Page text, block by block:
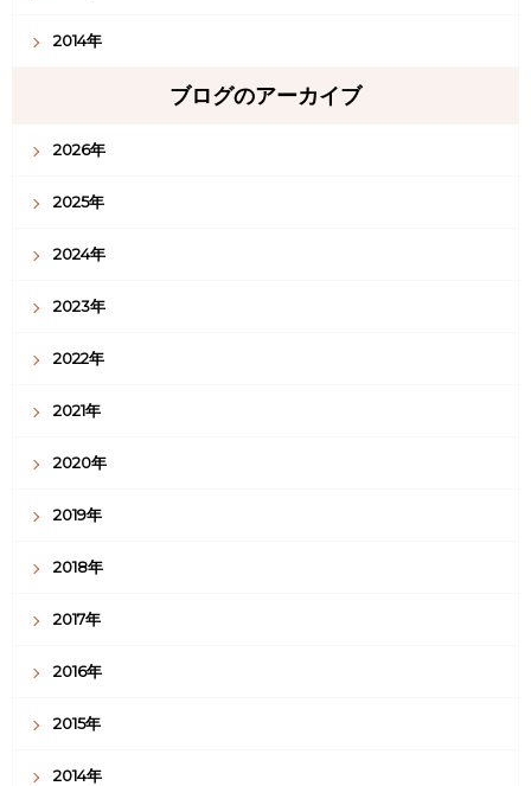
2014年
ブログのアーカイブ
2026年
2025年
2024年
2023年
2022年
2021年
2020年
2019年
2018年
2017年
2016年
2015年
2014年